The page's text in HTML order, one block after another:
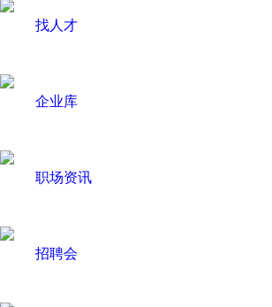
找人才
企业库
职场资讯
招聘会